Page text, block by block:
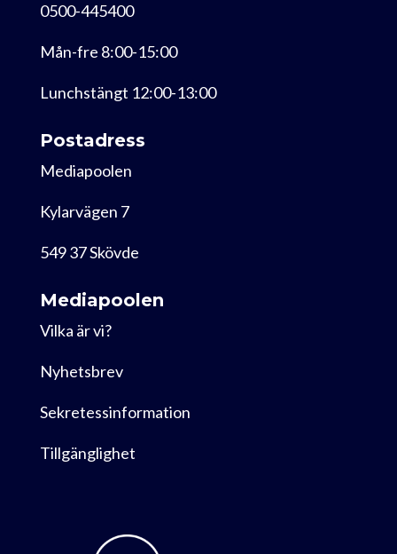
0500-445400
Mån-fre 8:00-15:00
Lunchstängt 12:00-13:00
Postadress
Mediapoolen
Kylarvägen 7
549 37 Skövde
Mediapoolen
Vilka är vi?
Nyhetsbrev
Sekretessinformation
Tillgänglighet